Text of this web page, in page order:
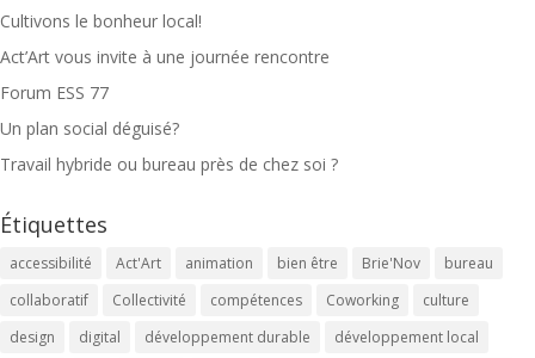
Cultivons le bonheur local!
Act’Art vous invite à une journée rencontre
Forum ESS 77
Un plan social déguisé?
Travail hybride ou bureau près de chez soi ?
Étiquettes
accessibilité Act'Art animation bien être Brie'Nov
bureau
collaboratif
Collectivité compétences Coworking
culture
design
digital développement durable
développement local